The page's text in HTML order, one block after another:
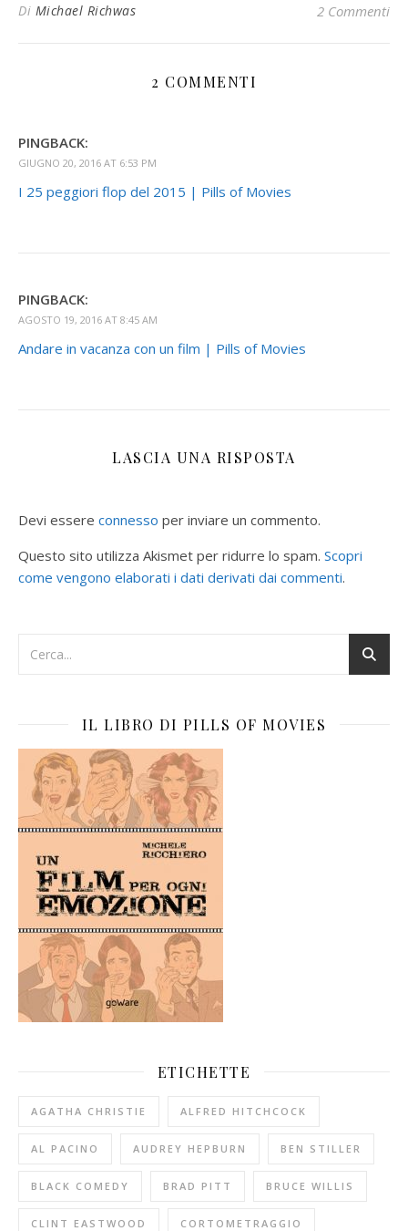
Di Michael Richwas 2 Commenti
2 COMMENTI
PINGBACK:
GIUGNO 20, 2016 AT 6:53 PM
I 25 peggiori flop del 2015 | Pills of Movies
PINGBACK:
AGOSTO 19, 2016 AT 8:45 AM
Andare in vacanza con un film | Pills of Movies
LASCIA UNA RISPOSTA
Devi essere connesso per inviare un commento.
Questo sito utilizza Akismet per ridurre lo spam. Scopri
come vengono elaborati i dati derivati dai commenti.
IL LIBRO DI PILLS OF MOVIES
ETICHETTE
AGATHA CHRISTIE ALFRED HITCHCOCK
AL PACINO AUDREY HEPBURN BEN STILLER
BLACK COMEDY BRAD PITT BRUCE WILLIS
CLINT EASTWOOD CORTOMETRAGGIO